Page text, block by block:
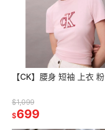
【CK】腰身 短袖 上衣 粉
$1,099
$699